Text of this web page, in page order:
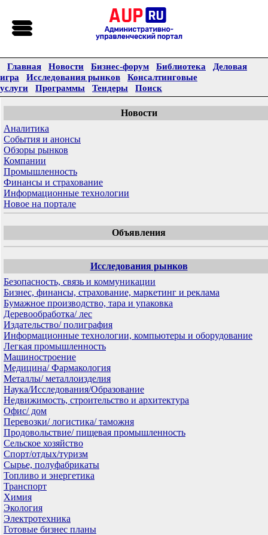
Главная Новости Бизнес-форум Библиотека
Деловая
игра
Исследования рынков
Консалтинговые
услуги
Программы Тендеры Поиск
Новости
Аналитика
События и анонсы
Обзоры рынков
Компании
Промышленность
Финансы и страхование
Информационные технологии
Новое на портале
Объявления
Исследования рынков
Безопасность, связь и коммуникации
Бизнес, финансы, страхование, маркетинг и реклама
Бумажное производство, тара и упаковка
Деревообработка/ лес
Издательство/ полиграфия
Информационные технологии, компьютеры и оборудование
Легкая промышленность
Машиностроение
Медицина/ Фармакология
Металлы/ металлоизделия
Наука/Исследования/Образование
Недвижимость, строительство и архитектура
Офис/ дом
Перевозки/ логистика/ таможня
Продовольствие/ пищевая промышленность
Сельское хозяйство
Спорт/отдых/туризм
Сырье, полуфабрикаты
Топливо и энергетика
Транспорт
Химия
Экология
Электротехника
Готовые бизнес планы